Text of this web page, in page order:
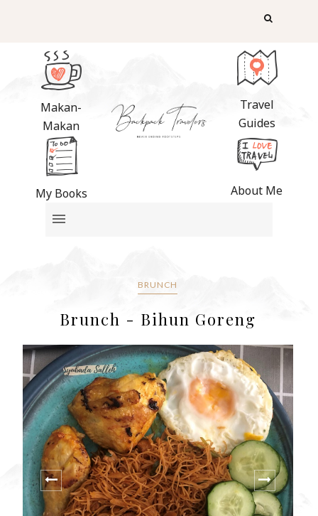
Makan-
Makan
My Books
Travel
Guides
About Me
BRUNCH
Brunch - Bihun Goreng